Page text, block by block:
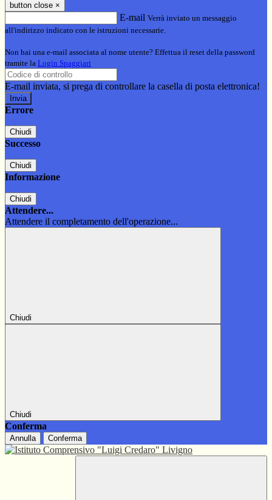
button close ×
E-mail Verrà inviato un messaggio
all'indirizzo indicato con le istruzioni necessarie.
Non hai una e-mail associata al nome utente? Effettua il reset della password
tramite la Login Spaggiari
E-mail inviata, si prega di controllare la casella di posta elettronica!
Errore
Chiudi
Successo
Chiudi
Informazione
Chiudi
Attendere...
Attendere il completamento dell'operazione...
Chiudi
Chiudi
Conferma
Annulla Conferma